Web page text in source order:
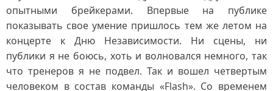
опытными брейкерами. Впервые на публике
показывать свое умение пришлось тем же летом на
концерте к Дню Независимости. Ни сцены, ни
публики я не боюсь, хоть и волновался немного, так
что тренеров я не подвел. Так и вошел четвертым
человеком в состав команды «Flash». Со временем